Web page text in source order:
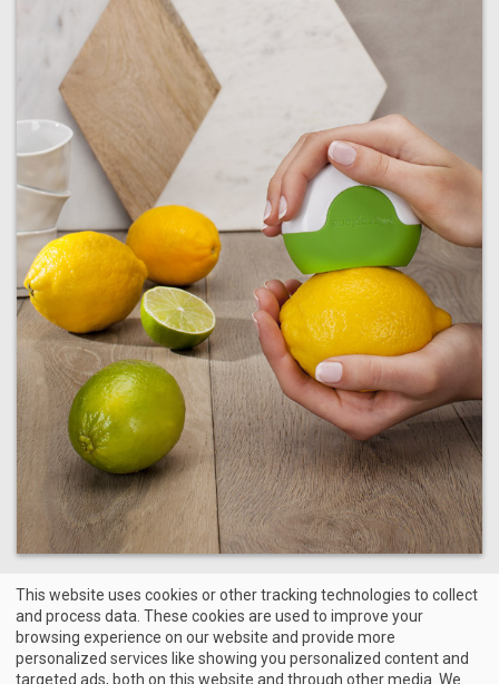
This website uses cookies or other tracking technologies to collect
and process data. These cookies are used to improve your
browsing experience on our website and provide more
personalized services like showing you personalized content and
targeted ads, both on this website and through other media. We